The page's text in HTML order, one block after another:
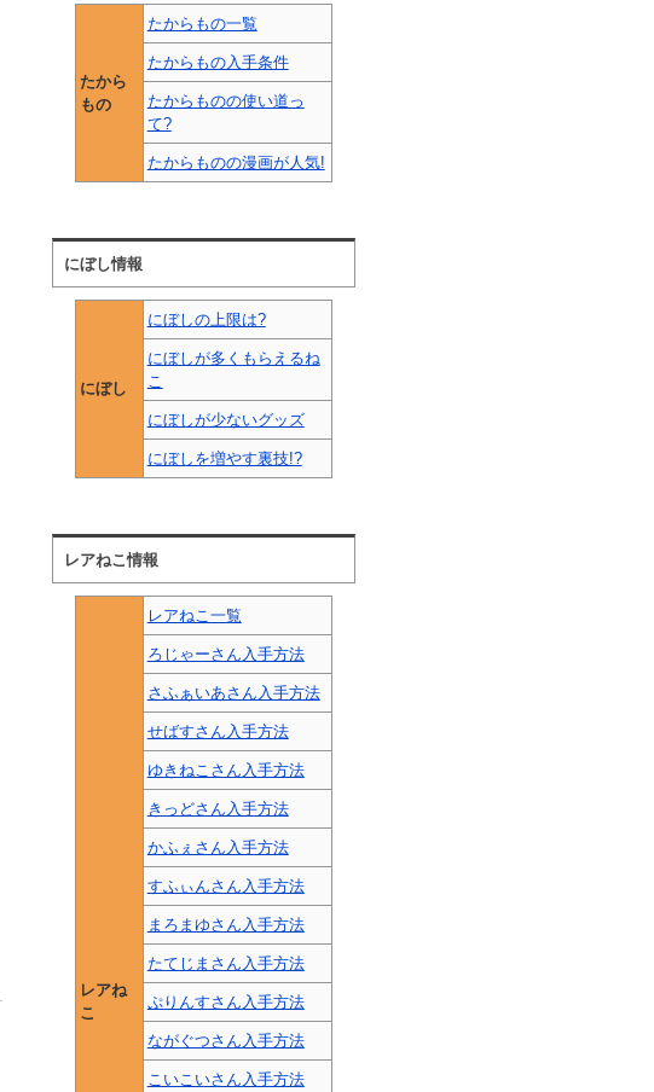
たから
もの
たからもの一覧
たからもの入手条件
たからものの使い道っ
て?
たからものの漫画が人気!
にぼし情報
にぼし
にぼしの上限は?
にぼしが多くもらえるね
こ
にぼしが少ないグッズ
にぼしを増やす裏技!?
レアねこ情報
レアね
こ
レアねこ一覧
ろじゃーさん入手方法
さふぁいあさん入手方法
せばすさん入手方法
ゆきねこさん入手方法
きっどさん入手方法
かふぇさん入手方法
すふぃんさん入手方法
まろまゆさん入手方法
たてじまさん入手方法
ぷりんすさん入手方法
ながぐつさん入手方法
こいこいさん入手方法